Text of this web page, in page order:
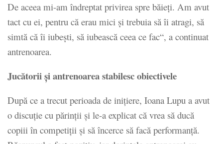
De aceea mi-am îndreptat privirea spre băieți. Am avut
tact cu ei, pentru că erau mici și trebuia să îi atragi, să
simtă că îi iubești, să iubească ceea ce fac“, a continuat
antrenoarea.
Jucătorii și antrenoarea stabilesc obiectivele
După ce a trecut perioada de inițiere, Ioana Lupu a avut
o discuție cu părinții și le-a explicat că vrea să ducă
copiii în competiții și să încerce să facă performanță.